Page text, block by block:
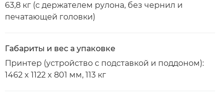
63,8 кг (с держателем рулона, без чернил и
печатающей головки)
Габариты и вес а упаковке
Принтер (устройство с подставкой и поддоном):
1462 x 1122 x 801 мм, 113 кг